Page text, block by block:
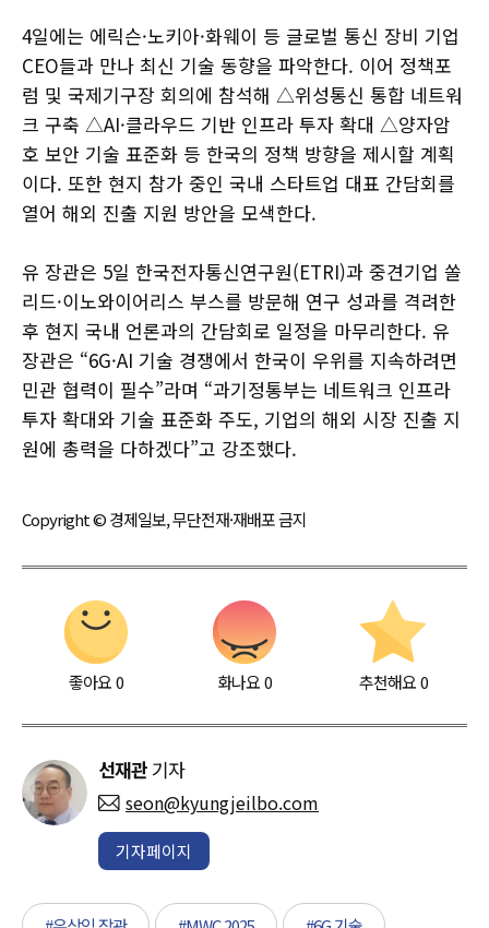
4일에는 에릭슨·노키아·화웨이 등 글로벌 통신 장비 기업
CEO들과 만나 최신 기술 동향을 파악한다. 이어 정책포
럼 및 국제기구장 회의에 참석해 △위성통신 통합 네트워
크 구축 △AI·클라우드 기반 인프라 투자 확대 △양자암
호 보안 기술 표준화 등 한국의 정책 방향을 제시할 계획
이다. 또한 현지 참가 중인 국내 스타트업 대표 간담회를
열어 해외 진출 지원 방안을 모색한다.
유 장관은 5일 한국전자통신연구원(ETRI)과 중견기업 쏠
리드·이노와이어리스 부스를 방문해 연구 성과를 격려한
후 현지 국내 언론과의 간담회로 일정을 마무리한다. 유
장관은 “6G·AI 기술 경쟁에서 한국이 우위를 지속하려면
민관 협력이 필수”라며 “과기정통부는 네트워크 인프라
투자 확대와 기술 표준화 주도, 기업의 해외 시장 진출 지
원에 총력을 다하겠다”고 강조했다.
Copyright © 경제일보, 무단전재·재배포 금지
좋아요0 화나요0 추천해요 0
선재관 기자
seon@kyungjeilbo.com
기자페이지